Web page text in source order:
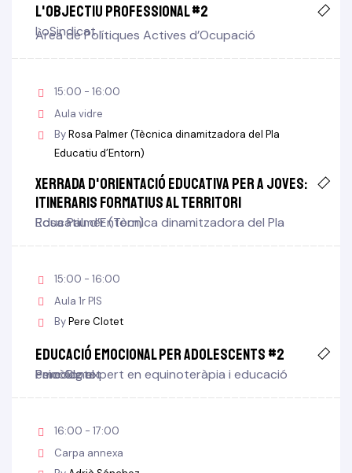
L'objectiu professional #2
LoSindicat
Àrea de Polítiques Actives d’Ocupació
15:00 - 16:00
Aula vidre
ByRosa Palmer (Tècnica dinamitzadora del Pla
Educatiu d’Entorn)
Xerrada d'orientació educativa per a joves:
itineraris formatius al territori
Rosa Palmer (Tècnica dinamitzadora del Pla Educatiu d’Entorn)
15:00 - 16:00
Aula 1r PIS
ByPere Clotet
Educació emocional per adolescents #2
Pere Clotet
Psicòleg expert en equinoteràpia i educació emocional
16:00 - 17:00
Carpa annexa